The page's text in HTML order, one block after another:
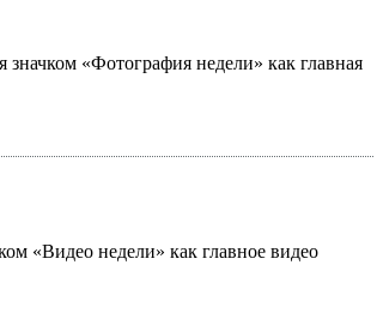
значком «Фотография недели» как главная
«Видео недели» как главное видео